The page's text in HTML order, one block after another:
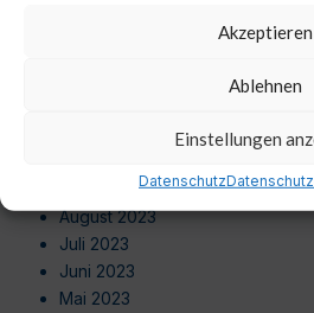
Akzeptieren
Ablehnen
Einstellungen
DatenschutzDatenschutz
November 2023
September 2023
August 2023
Juli 2023
Juni 2023
Mai 2023